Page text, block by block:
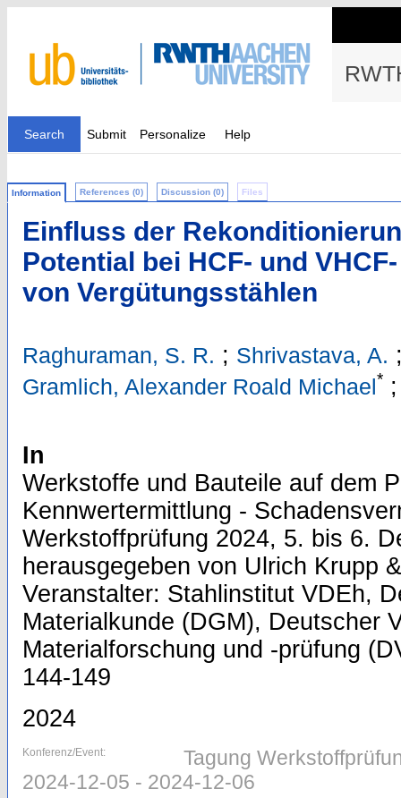
Search Submit Personalize Help
Information References (0) Discussion (0) Files
Einfluss der
Potential bei HCF- und
von Vergütungsstählen
Raghuraman, S. R. ; Shrivastava, A.
Gramlich, Alexander Roald Michael*
In
Werkstoffe und Bauteile auf dem
Kennwertermittlung -
Werkstoffprüfung 2024, 5. bis 6.
herausgegeben von Ulrich Krupp
Veranstalter: Stahlinstitut VDEh,
Materialkunde (DGM), Deutscher
Materialforschung und -prüfung
144-149
2024
Konferenz/Event:
Tagung
2024-12-05 - 2024-12-06